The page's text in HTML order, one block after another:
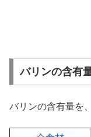
バリンの含有
バリンの含有量を